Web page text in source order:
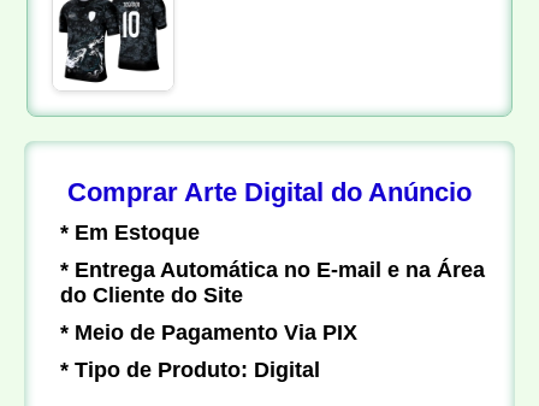
Comprar Arte Digital do Anúncio
* Em Estoque
* Entrega Automática no E-mail e na Área
do Cliente do Site
* Meio de Pagamento Via PIX
* Tipo de Produto: Digital